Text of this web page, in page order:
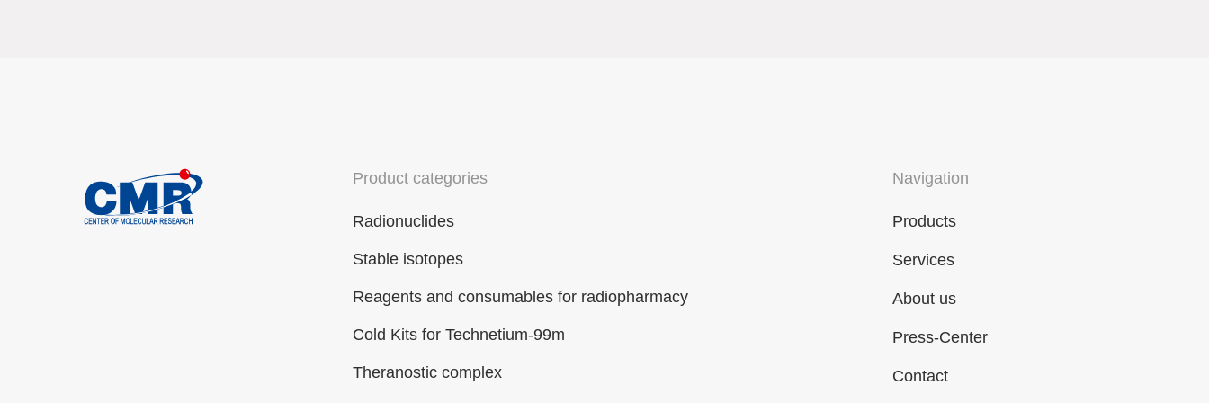
Product categories
Stable isotopes
Radionuclides
Cold Kits for Technetium-99m
Reagents and consumables for radiopharmacy
Theranostic complex
Navigation
Products
Services
About us
Press-Center
Contact